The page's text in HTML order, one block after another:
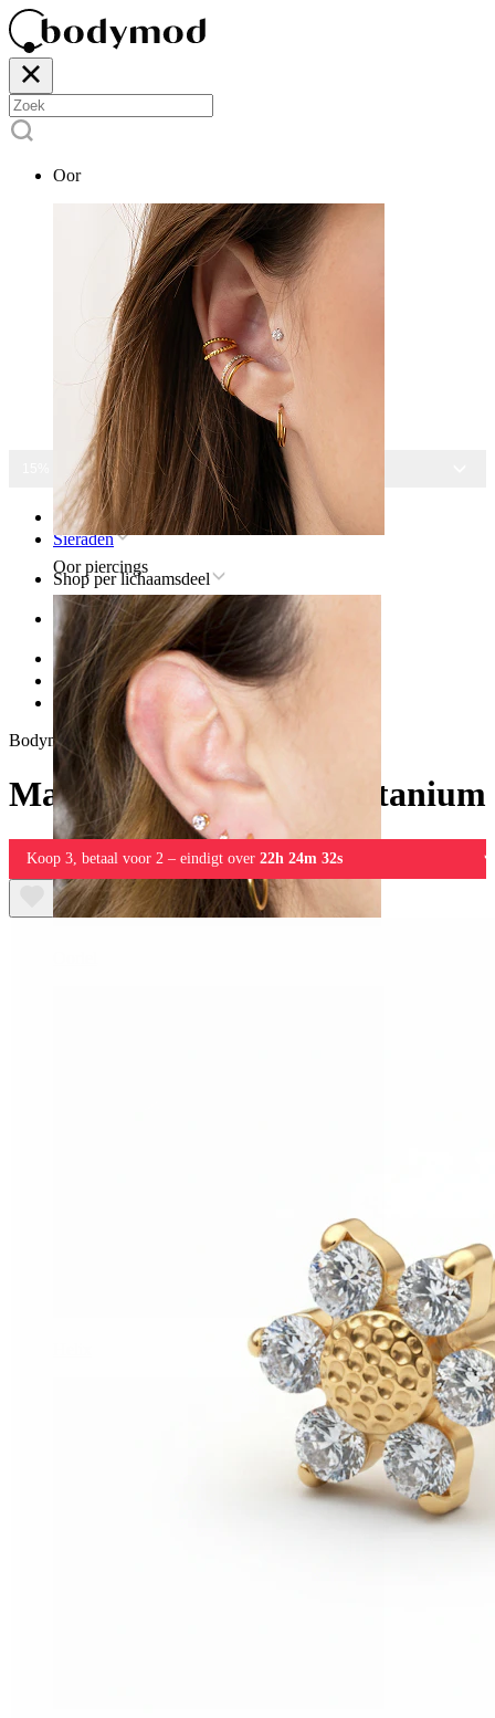
Oor
Oor piercings
15% KORTING OP ALLE SIERADEN
Home
Sieraden
Shop per lichaamsdeel
Oor
Helix
Titanium sieraden voor helixpiercings
Madeliefjes labret van titanium
Bodymod Trend
Madeliefjes labret van titanium
Koop 3, betaal voor 2 – eindigt over 22h 24m 32s